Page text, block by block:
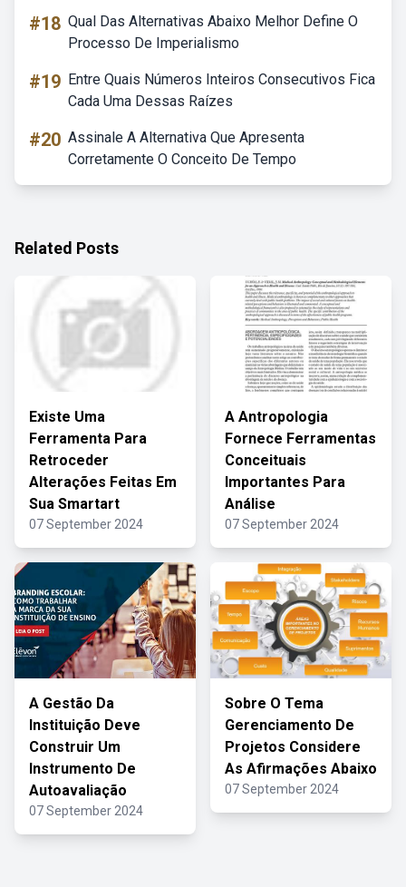
#18 Qual Das Alternativas Abaixo Melhor Define O
Processo De Imperialismo
#19 Entre Quais Números Inteiros Consecutivos Fica
Cada Uma Dessas Raízes
#20 Assinale A Alternativa Que Apresenta
Corretamente O Conceito De Tempo
Related Posts
Existe Uma
Ferramenta Para
Retroceder
Alterações Feitas Em
Sua Smartart
07 September 2024
A Antropologia
Fornece Ferramentas
Conceituais
Importantes Para
Análise
07 September 2024
A Gestão Da
Instituição Deve
Construir Um
Instrumento De
Autoavaliação
07 September 2024
Sobre O Tema
Gerenciamento De
Projetos Considere
As Afirmações Abaixo
07 September 2024